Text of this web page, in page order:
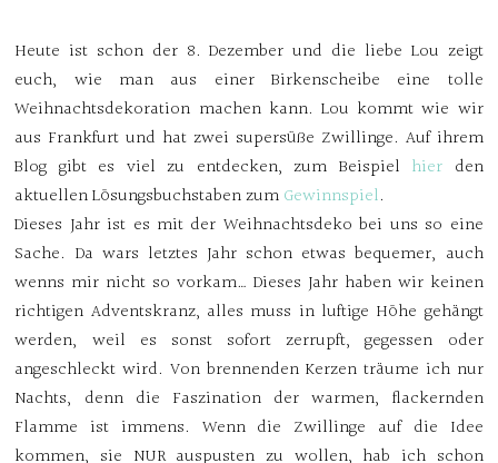
Heute ist schon der 8. Dezember und die liebe Lou zeigt
euch, wie man aus einer Birkenscheibe eine tolle
Weihnachtsdekoration machen kann. Lou kommt wie wir
aus Frankfurt und hat zwei supersüße Zwillinge. Auf ihrem
Blog gibt es viel zu entdecken, zum Beispiel hier den
aktuellen Lösungsbuchstaben zum Gewinnspiel.
Dieses Jahr ist es mit der Weihnachtsdeko bei uns so eine
Sache. Da wars letztes Jahr schon etwas bequemer, auch
wenns mir nicht so vorkam… Dieses Jahr haben wir keinen
richtigen Adventskranz, alles muss in luftige Höhe gehängt
werden, weil es sonst sofort zerrupft, gegessen oder
angeschleckt wird. Von brennenden Kerzen träume ich nur
Nachts, denn die Faszination der warmen, flackernden
Flamme ist immens. Wenn die Zwillinge auf die Idee
kommen, sie NUR auspusten zu wollen, hab ich schon